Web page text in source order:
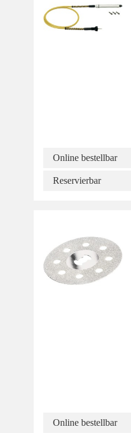
Online bestellbar
Reservierbar
Online bestellbar